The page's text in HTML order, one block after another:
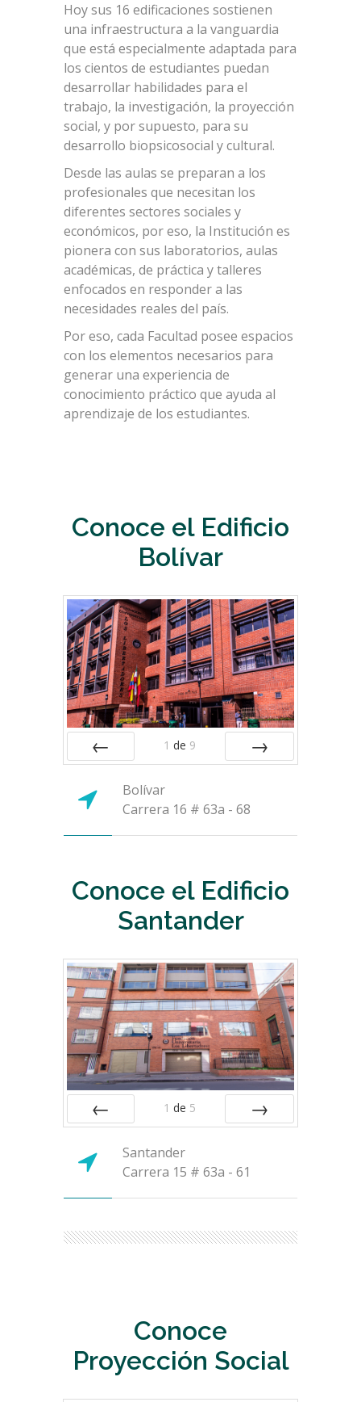
Hoy sus 16 edificaciones sostienen
una infraestructura a la vanguardia
que está especialmente adaptada para
los cientos de estudiantes puedan
desarrollar habilidades para el
trabajo, la investigación, la proyección
social, y por supuesto, para su
desarrollo biopsicosocial y cultural.
Desde las aulas se preparan a los
profesionales que necesitan los
diferentes sectores sociales y
económicos, por eso, la Institución es
pionera con sus laboratorios, aulas
académicas, de práctica y talleres
enfocados en responder a las
necesidades reales del país.
Por eso, cada Facultad posee espacios
con los elementos necesarios para
generar una experiencia de
conocimiento práctico que ayuda al
aprendizaje de los estudiantes.
Conoce el Edificio
Bolívar
1 de 9
Bolívar
Carrera 16 # 63a - 68
Conoce el Edificio
Santander
1 de 5
Santander
Carrera 15 # 63a - 61
Conoce
Proyección Social